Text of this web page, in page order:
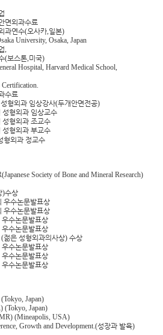
면외과수료
과연수(오사카,일본)
University, Osaka, Japan
,
(보스톤,미국)
Hospital, Harvard Medical School,
수료
형외과 임상강사(두개안면전공)
성형외과 임상교수
성형외과 조교수
형외과 부교수
형외과 정교수
Society of Bone and Mineral Research)
)수상
우수논문발표상
우수논문발표상
수논문발표상
수논문발표상
(젊은 성형외과의사상) 수상
수논문발표상
수논문발표상
수논문발표상
(Tokyo, Japan)
(Tokyo, Japan)
(Mineapolis, USA)
Growth and Development.(성장과 발육)